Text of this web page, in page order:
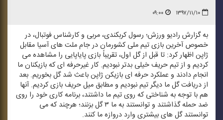
۱۳۹۷/۱۱/۱۰ ۰۹:۰۰
به گزارش رادیو ورزش؛ رسول كربكندی، مربی و كارشناس فوتبال، در
خصوص آخرین بازی تیم ملی كشورمان در جام ملت های آسیا مقابل
ژاپن اظهار كرد: تا قبل از گل اول، تقریباً بازی پایاپایی را مشاهده می
كردیم و از تیم حریف خیلی بدتر نبودیم. كار غیرحرفه ای كه بازیكنان ما
انجام دادند و عملكرد حرفه ای بازیكن ژاپن باعث شد گل بخوریم. بعد
از دریافت گل ما دیگر تیم نبودیم و مطابق میل حریف بازی كردیم. آنها
هم با توجه به شناختی كه روی تیم ما داشتند، برنامه كاری خود را روی
ضد حمله گذاشتند و توانستند به ما ۳ گل بزنند؛ هرچند كه می
توانستند گل های بیشتری وارد دروازه ما كنند.